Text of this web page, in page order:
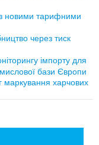
з новими тарифними
через тиск
імпорту для
бази Європи
маркування харчових